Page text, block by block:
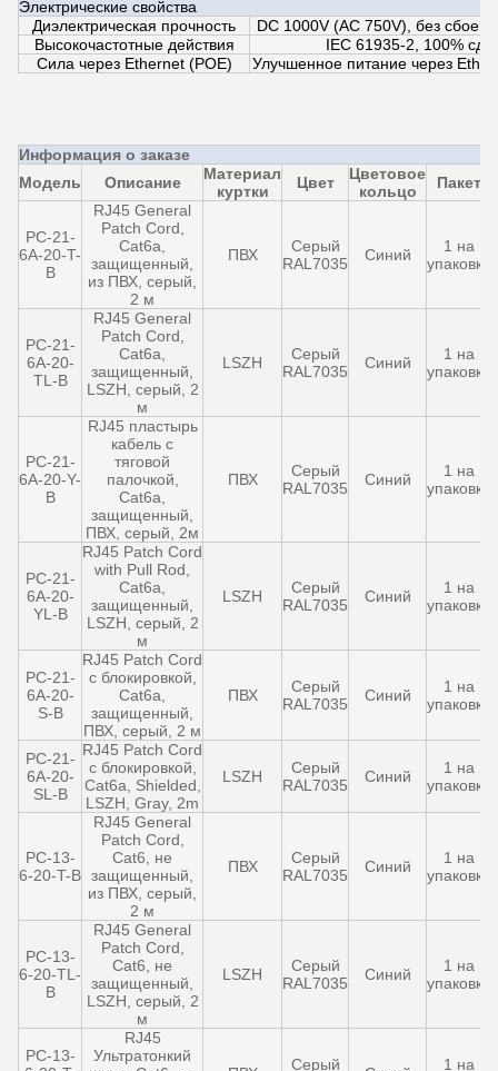
Электрические свойства
Диэлектрическая прочность
DC 1000V (AC 750V), без
Высокочастотные действия
IEC 61935-2, 100%
Сила через Ethernet (POE)
Улучшенное питание через
Информация о заказе
Модель
Описание
Материал
куртки
Цвет
Цветовое
кольцо
Пакет
PC-21-
6A-20-T-
B
RJ45 General
Patch Cord,
Cat6a,
защищенный,
из ПВХ, серый,
2 м
ПВХ
Серый
RAL7035
Синий
1 на
упаковку
PC-21-
6A-20-
TL-B
RJ45 General
Patch Cord,
Cat6a,
защищенный,
LSZH, серый, 2
м
LSZH
Серый
RAL7035
Синий
1 на
упаковку
PC-21-
6A-20-Y-
B
RJ45 пластырь
кабель с
тяговой
палочкой,
Cat6a,
защищенный,
ПВХ, серый, 2м
ПВХ
Серый
RAL7035
Синий
1 на
упаковку
PC-21-
6A-20-
YL-B
RJ45 Patch Cord
with Pull Rod,
Cat6a,
защищенный,
LSZH, серый, 2
м
LSZH
Серый
RAL7035
Синий
1 на
упаковку
PC-21-
6A-20-
S-B
RJ45 Patch Cord
с блокировкой,
Cat6a,
защищенный,
ПВХ, серый, 2 м
ПВХ
Серый
RAL7035
Синий
1 на
упаковку
PC-21-
6A-20-
SL-B
RJ45 Patch Cord
с блокировкой,
Cat6a, Shielded,
LSZH, Gray, 2m
LSZH
Серый
RAL7035
Синий
1 на
упаковку
PC-13-
6-20-T-B
RJ45 General
Patch Cord,
Cat6, не
защищенный,
из ПВХ, серый,
2 м
ПВХ
Серый
RAL7035
Синий
1 на
упаковку
PC-13-
6-20-TL-
B
RJ45 General
Patch Cord,
Cat6, не
защищенный,
LSZH, серый, 2
м
LSZH
Серый
RAL7035
Синий
1 на
упаковку
PC-13-
RJ45
Ультратонкий
Серый
1 на